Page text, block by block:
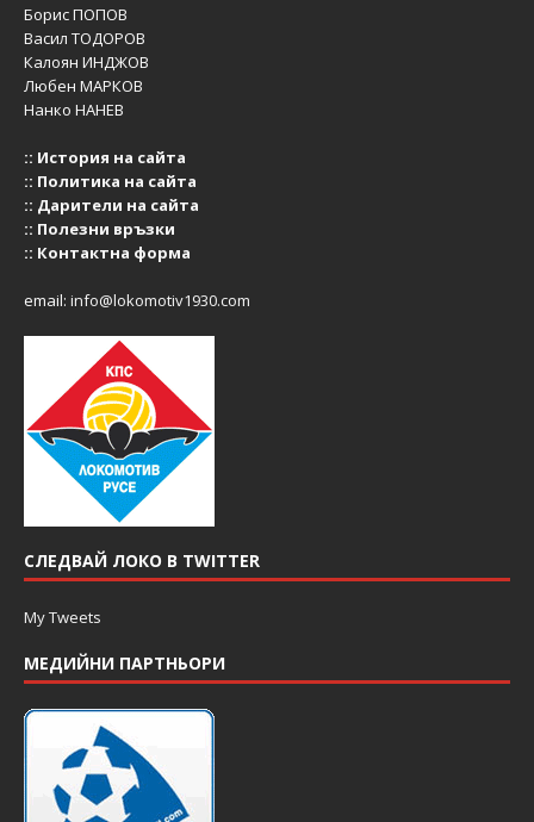
Борис ПОПОВ
Васил ТОДОРОВ
Калоян ИНДЖОВ
Любен МАРКОВ
Нанко НАНЕВ
:: История на сайта
:: Политика на сайта
:: Дарители на сайта
:: Полезни връзки
:: Контактна форма
email: info@lokomotiv1930.com
СЛЕДВАЙ ЛОКО В TWITTER
My Tweets
МЕДИЙНИ ПАРТНЬОРИ